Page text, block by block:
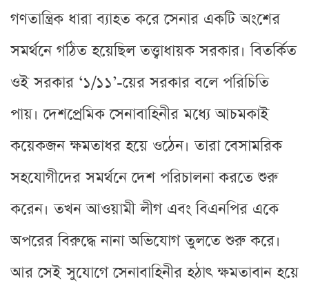
গণতান্ত্রিক ধারা ব্যাহত করে সেনার একটি অংশের
সমর্থনে গঠিত হয়েছিল তত্ত্বাধায়ক সরকার। বিতর্কিত
ওই সরকার ‘১/১১’-য়ের সরকার বলে পরিচিতি
পায়। দেশপ্রেমিক সেনাবাহিনীর মধ্যে আচমকাই
কয়েকজন ক্ষমতাধর হয়ে ওঠেন। তারা বেসামরিক
সহযোগীদের সমর্থনে দেশ পরিচালনা করতে শুরু
করেন। তখন আওয়ামী লীগ এবং বিএনপির একে
অপরের বিরুদ্ধে নানা অভিযোগ তুলতে শুরু করে।
আর সেই সুযোগে সেনাবাহিনীর হঠাৎ ক্ষমতাবান হয়ে